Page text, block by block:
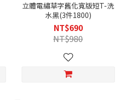
立體電繡草字舊化寬版短T-洗
水黑(3件1800)
NT$690
NT$980